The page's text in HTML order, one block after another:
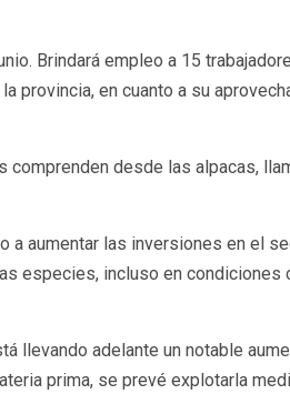
Brindará empleo a 15
provincia, en cuanto a su
desde las alpacas,
aumentar las inversiones en el
especies, incluso en condiciones
llevando adelante un notable
prima, se prevé explotarla